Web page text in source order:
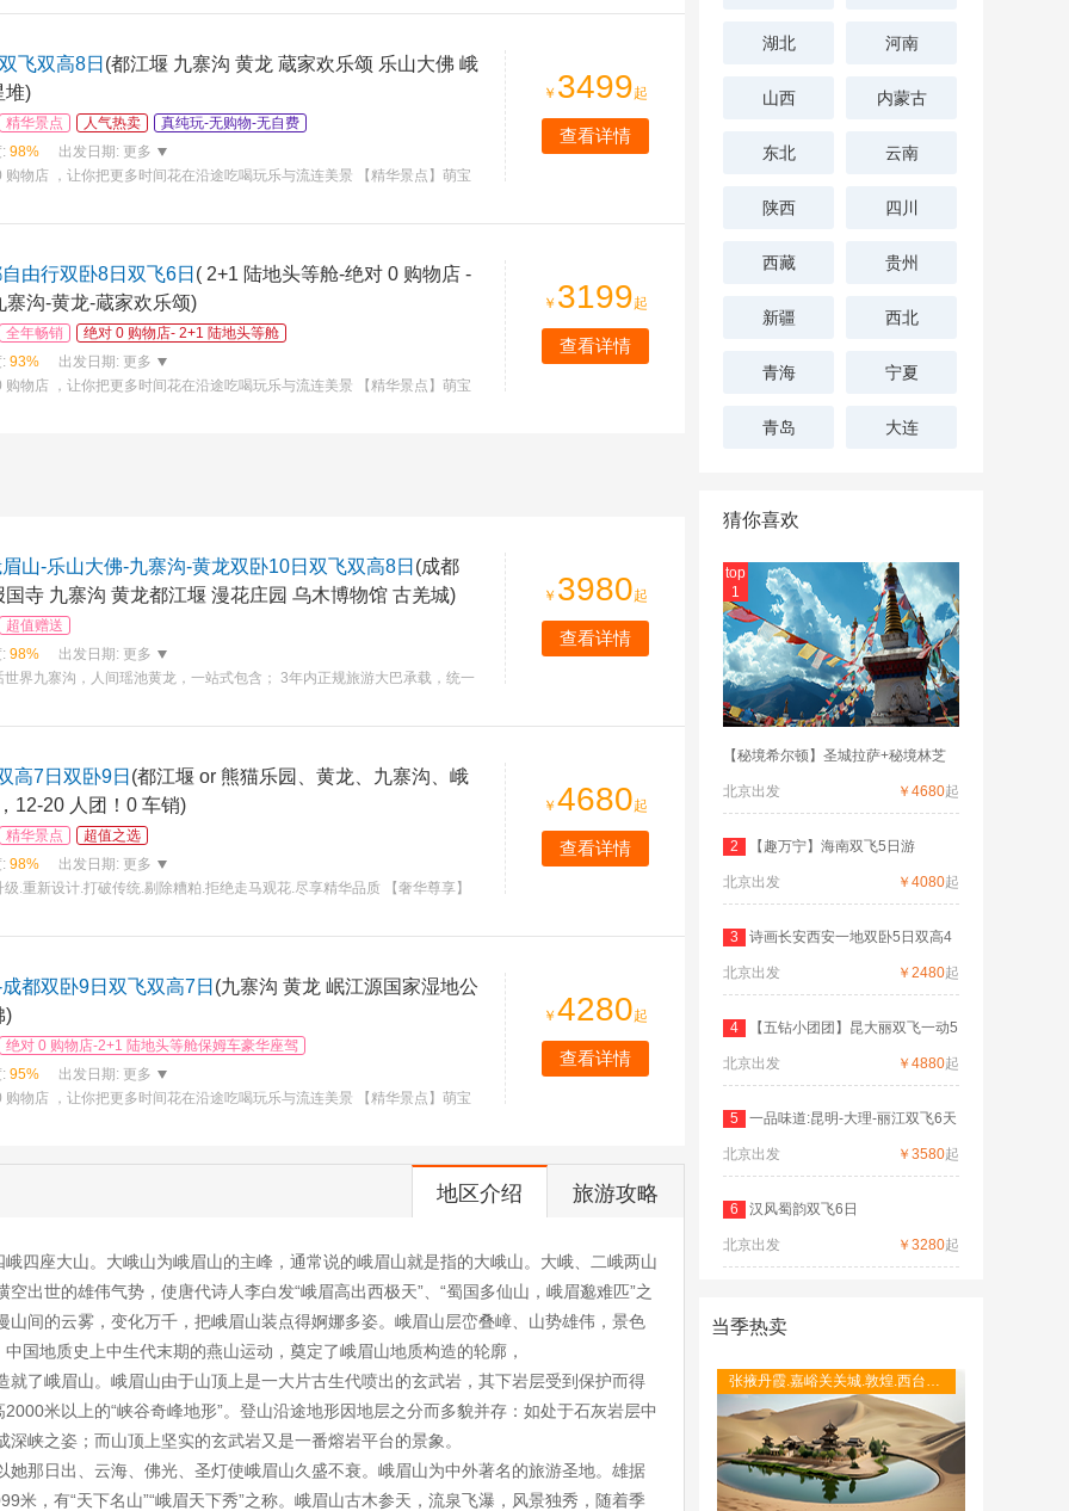
飞双高8日 (都江堰 九寨沟 黄龙 蔵家欢乐颂 乐山大佛 峨
堆)
精华景点 人气热卖
真纯玩-无购物-无自费
98% 出发日期: 更多
购物店 ，让你把更多时间花在沿途吃喝玩乐与流连美景 【精华景点】萌宝
￥ 3499起
查看详情
由行双卧8日双飞6日 ( 2+1 陆地头等舱-绝对 0 购物店 -
寨沟-黄龙-蔵家欢乐颂)
全年畅销
绝对 0 购物店- 2+1 陆地头等舱
93% 出发日期: 更多
购物店 ，让你把更多时间花在沿途吃喝玩乐与流连美景 【精华景点】萌宝
￥ 3199起
查看详情
山-乐山大佛-九寨沟-黄龙双卧10日双飞双高8日 (成都
寺 九寨沟 黄龙都江堰 漫花庄园 乌木博物馆 古羌城)
超值赠送
98% 出发日期: 更多
界九寨沟，人间瑶池黄龙，一站式包含； 3年内正规旅游大巴承载，统一
￥ 3980起
查看详情
高7日双卧9日 (都江堰 or 熊猫乐园、黄龙、九寨沟、峨
12-20 人团！0 车销)
精华景点
超值之选
98% 出发日期: 更多
.重新设计.打破传统.剔除糟粕.拒绝走马观花.尽享精华品质 【奢华尊享】
￥ 4680起
查看详情
都双卧9日双飞双高7日 (九寨沟 黄龙 岷江源国家湿地公
)
绝对 0 购物店-2+1 陆地头等舱保姆车豪华座驾
95% 出发日期: 更多
购物店 ，让你把更多时间花在沿途吃喝玩乐与流连美景 【精华景点】萌宝
￥ 4280起
查看详情
地区介绍 旅游攻略
四座大山。大峨山为峨眉山的主峰，通常说的峨眉山就是指的大峨山。大峨、二峨两山
出世的雄伟气势，使唐代诗人李白发“峨眉高出西极天”、“蜀国多仙山，峨眉邈难匹”之
间的云雾，变化万千，把峨眉山装点得婀娜多姿。峨眉山层峦叠嶂、山势雄伟，景色
国地质史上中生代末期的燕山运动，奠定了峨眉山地质构造的轮廓，
了峨眉山。峨眉山由于山顶上是一大片古生代喷出的玄武岩，其下岩层受到保护而得
米以上的“峡谷奇峰地形”。登山沿途地形因地层之分而多貌并存：如处于石灰岩层中
峡之姿；而山顶上坚实的玄武岩又是一番熔岩平台的景象。
那日出、云海、佛光、圣灯使峨眉山久盛不衰。峨眉山为中外著名的旅游圣地。雄据
米，有“天下名山”“峨眉天下秀”之称。峨眉山古木参天，流泉飞瀑，风景独秀，随着季
湖北 河南
山西 内蒙古
东北 云南
陕西 四川
西藏 贵州
新疆 西北
青海 宁夏
青岛 大连
猜你喜欢
top
1
【秘境希尔顿】圣城拉萨+秘境林芝
北京出发 ￥4680起
2 【趣万宁】海南双飞5日游
北京出发 ￥4080起
3 诗画长安西安一地双卧5日双高4
日
北京出发 ￥2480起
4 【五钻小团团】昆大丽双飞一动5
晚
北京出发 ￥4880起
5 一品味道:昆明-大理-丽江双飞6天
北京出发 ￥3580起
6 汉风蜀韵双飞6日
北京出发 ￥3280起
当季热卖
张掖丹霞.嘉峪关关城.敦煌.西台吉
乃尔湖. 红崖地貌.水上雅丹.翡翠
湖.茶卡.青海